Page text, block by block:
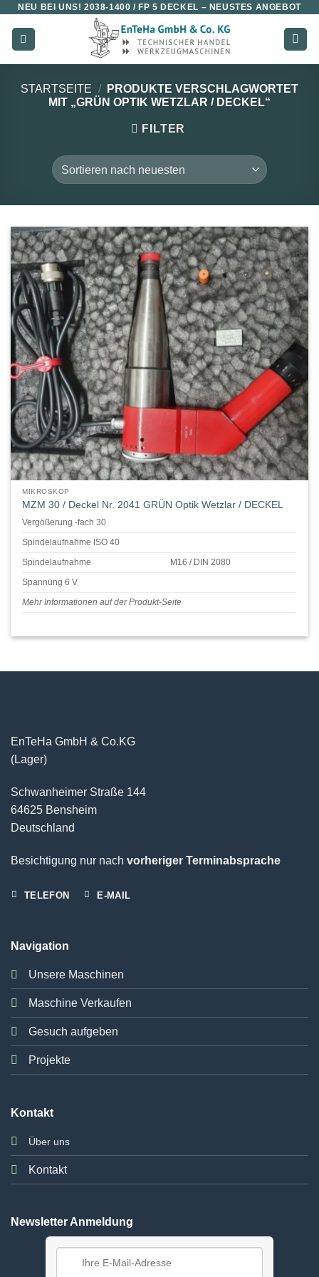
Zum
Inhalt
springen
NEU BEI UNS!2038-1400 / FP 5 DECKEL – NEUSTES ANGEBOT
STARTSEITE /
PRODUKTE VERSCHLAGWORTET
MIT „GRÜN OPTIK WETZLAR / DECKEL“
FILTER
MIKROSKOP
MZM 30 / Deckel Nr. 2041 GRÜN Optik Wetzlar / DECKEL
Vergößerung -fach 30
Spindelaufnahme ISO 40
Spindelaufnahme
M16 / DIN 2080
Spannung 6 V
Mehr Informationen auf der Produkt-Seite
EnTeHa GmbH & Co.KG
(Lager)
Schwanheimer Straße 144
64625 Bensheim
Deutschland
Besichtigung nur nach vorheriger Terminabsprache
TELEFON E-MAIL
Navigation
Unsere Maschinen
Maschine Verkaufen
Gesuch aufgeben
Projekte
Kontakt
Über uns
Kontakt
Newsletter Anmeldung